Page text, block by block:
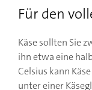
Für den
Käse sollten Sie
ihn etwa eine
Celsius kann
unter einer